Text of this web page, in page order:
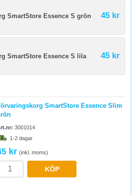
SmartStore Essence S grön 45 kr
SmartStore Essence S lila 45 kr
SmartStore Essence Slim
3001014
1-2 dagar
kr (inkl. moms)
KÖP